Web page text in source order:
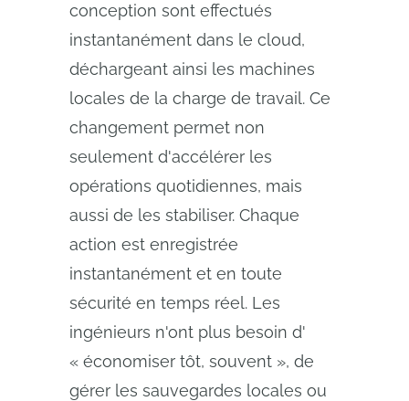
conception sont effectués
instantanément dans le cloud,
déchargeant ainsi les machines
locales de la charge de travail. Ce
changement permet non
seulement d'accélérer les
opérations quotidiennes, mais
aussi de les stabiliser. Chaque
action est enregistrée
instantanément et en toute
sécurité en temps réel. Les
ingénieurs n'ont plus besoin d'
« économiser tôt, souvent », de
gérer les sauvegardes locales ou